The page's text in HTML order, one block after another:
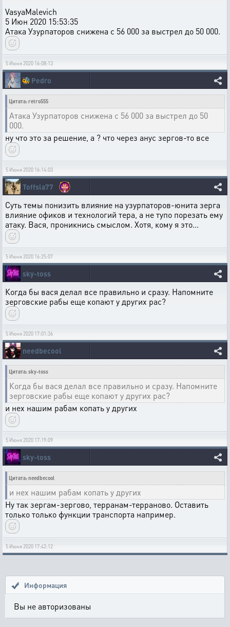
VasyaMalevich
5 Июн 2020 15:53:35
Атака Узурпаторов снижена с 56 000 за выстрел до 50 000.
5 Июня 2020 16:08:13
🐝 Pedro
Цитата: retro555
Атака Узурпаторов снижена с 56 000 за выстрел до 50
000.
ну что это за решение, а ? что через анус зергов-то все
5 Июня 2020 16:14:03
Toffsla77
Суть темы понизить влияние на узурпаторов-юнита зерга
влияние офиков и технологий тера, а не тупо порезать ему
атаку. Вася, проникнись смыслом. Хотя, кому я это...
5 Июня 2020 16:25:07
sky-toss
Когда бы вася делал все правильно и сразу. Напомните
зерговские рабы еще копают у других рас?
5 Июня 2020 17:01:36
needbecool
Цитата: sky-toss
Когда бы вася делал все правильно и сразу. Напомните
зерговские рабы еще копают у других рас?
и нех нашим рабам копать у других
5 Июня 2020 17:19:09
sky-toss
Цитата: needbecool
и нех нашим рабам копать у других
Ну так зергам-зергово, терранам-терраново. Оставить
только только функции транспорта например.
5 Июня 2020 17:42:12
Информация
Вы не авторизованы